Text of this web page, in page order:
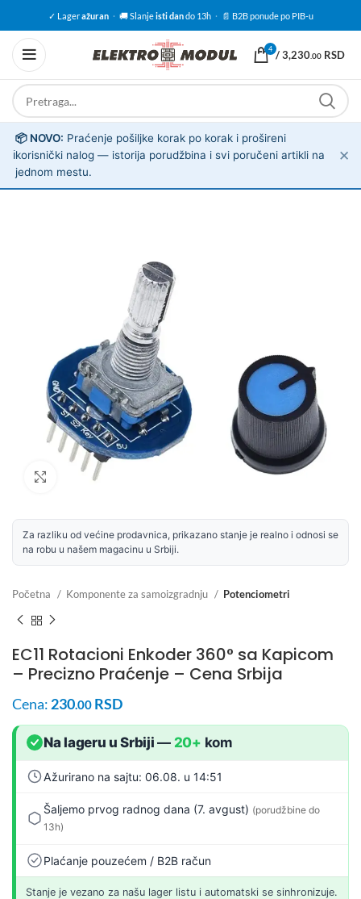
✓ Lageražuran · 🚚 Slanjeisti dando 13h · 📄 B2B ponude po PIB-u
4 /3,230.00 RSD
ℹ️
📦 NOVO: Praćenje pošiljke korak po korak i prošireni
korisnički nalog — istorija porudžbina i svi poručeni artikli na
jednom mestu.
✕
Uvećaj sliku
Za razliku od većine prodavnica, prikazano stanje je realno i odnosi se
na robu u našem magacinu u Srbiji.
Početna Komponente za samoizgradnju Potenciometri
EC11 Rotacioni Enkoder 360° sa Kapicom
– Precizno Praćenje – Cena Srbija
Cena: 230.00 RSD
Na lageru u Srbiji — 20+ kom
Ažurirano na sajtu: 06.08. u 14:51
Šaljemo prvog radnog dana (7. avgust) (porudžbine do
13h)
Plaćanje pouzećem / B2B račun
Stanje je vezano za našu lager listu i automatski se sinhronizuje.